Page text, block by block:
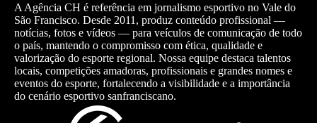
A Agência CH é referência em jornalismo esportivo no Vale do
São Francisco. Desde 2011, produz conteúdo profissional —
notícias, fotos e vídeos — para veículos de comunicação de todo
o país, mantendo o compromisso com ética, qualidade e
valorização do esporte regional. Nossa equipe destaca talentos
locais, competições amadoras, profissionais e grandes nomes e
eventos do esporte, fortalecendo a visibilidade e a importância
do cenário esportivo sanfranciscano.